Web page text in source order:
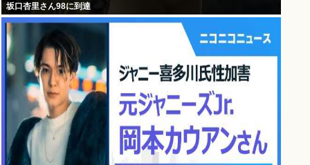
坂口杏里さん98に到達